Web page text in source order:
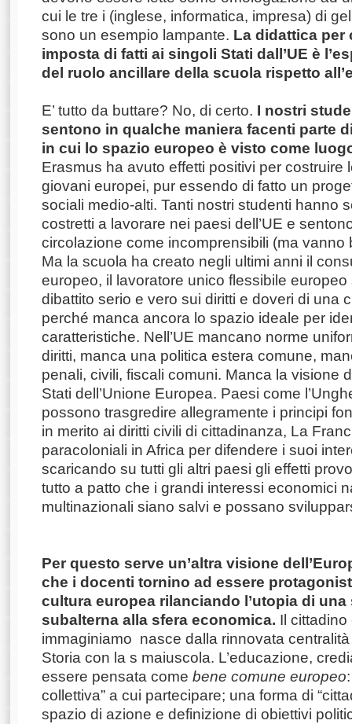
cui le tre i (inglese, informatica, impresa) di
sono un esempio lampante. La didattica per
imposta di fatti ai singoli Stati dall’UE è
del ruolo ancillare della scuola rispetto
E’ tutto da buttare? No, di certo. I nostri
sentono in qualche maniera facenti parte
in cui lo spazio europeo è visto come
Erasmus ha avuto effetti positivi per costruire
giovani europei, pur essendo di fatto un
sociali medio-alti. Tanti nostri studenti hanno
costretti a lavorare nei paesi dell’UE e
circolazione come incomprensibili (ma vanno
Ma la scuola ha creato negli ultimi anni il
europeo, il lavoratore unico flessibile
dibattito serio e vero sui diritti e doveri di una
perché manca ancora lo spazio ideale per
caratteristiche. Nell’UE mancano norme
diritti, manca una politica estera comune,
penali, civili, fiscali comuni. Manca la visione
Stati dell’Unione Europea. Paesi come
possono trasgredire allegramente i principi
in merito ai diritti civili di cittadinanza, La
paracoloniali in Africa per difendere i suoi
scaricando su tutti gli altri paesi gli effetti
tutto a patto che i grandi interessi economici
multinazionali siano salvi e possano
Per questo serve un’altra visione
che i docenti tornino ad essere
cultura europea rilanciando l’utopia di
subalterna alla sfera economica. Il
immaginiamo nasce dalla rinnovata
Storia con la s maiuscola. L’educazione,
essere pensata come bene comune europeo
collettiva” a cui partecipare; una forma di
spazio di azione e definizione di obiettivi